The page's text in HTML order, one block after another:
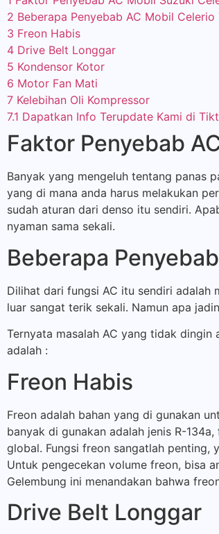
2 Beberapa Penyebab AC Mobil
3 Freon Habis
4 Drive Belt Longgar
5 Kondensor Kotor
6 Motor Fan Mati
7 Kelebihan Oli Kompressor
7.1 Dapatkan Info Terupdate Kami di
Faktor Penyebab
Banyak yang mengeluh tentang panas
yang di mana anda harus melakukan
sudah aturan dari denso itu sendiri.
nyaman sama sekali.
Beberapa
Dilihat dari fungsi AC itu sendiri adalah
luar sangat terik sekali. Namun apa
Ternyata masalah AC yang tidak
adalah :
Freon Habis
Freon adalah bahan yang di gunakan
banyak di gunakan adalah jenis R-
global. Fungsi freon sangatlah penting,
Untuk pengecekan volume freon, bisa
Gelembung ini menandakan bahwa
Drive Belt Longgar